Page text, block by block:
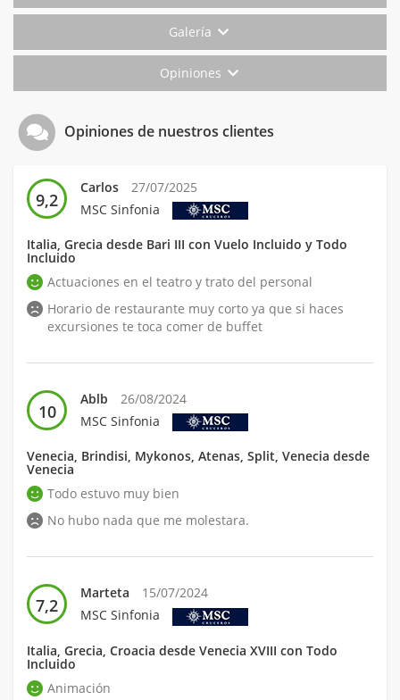
Galería
Opiniones
Opiniones de nuestros clientes
9,2
Carlos
27/07/2025
MSC Sinfonia
Italia, Grecia desde Bari III con Vuelo Incluido y Todo
Incluido
Actuaciones en el teatro y trato del personal
Horario de restaurante muy corto ya que si haces
excursiones te toca comer de buffet
10
Ablb
26/08/2024
MSC Sinfonia
Venecia, Brindisi, Mykonos, Atenas, Split, Venecia desde
Venecia
Todo estuvo muy bien
No hubo nada que me molestara.
7,2
Marteta
15/07/2024
MSC Sinfonia
Italia, Grecia, Croacia desde Venecia XVIII con Todo
Incluido
Animación